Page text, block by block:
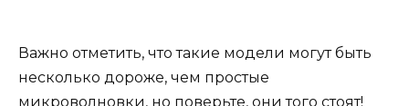
Важно отметить, что такие модели могут быть
несколько дороже, чем простые
микроволновки, но поверьте, они того стоят!